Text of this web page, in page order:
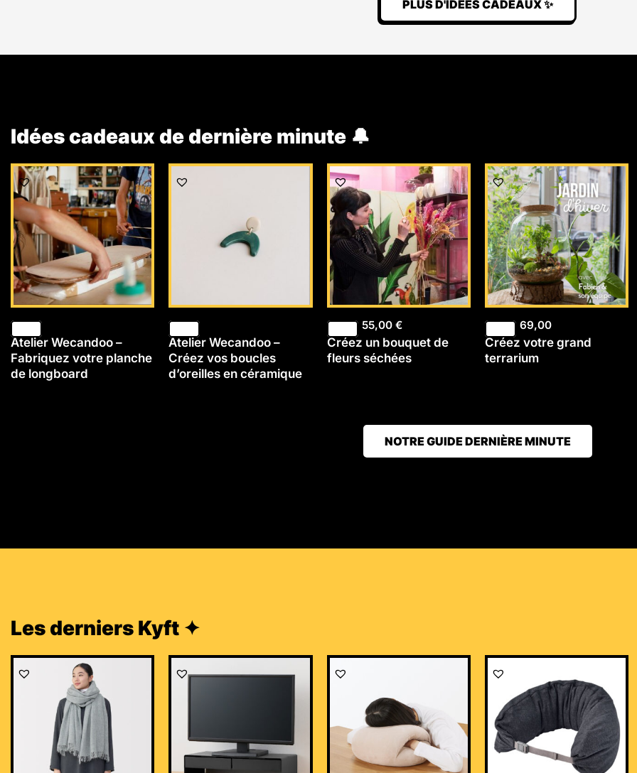
PLUS D'IDÉES CADEAUX ✨
Idées cadeaux de dernière minute 🔔
Atelier Wecandoo –
Fabriquez votre planche
de longboard
Atelier Wecandoo –
Créez vos boucles
d’oreilles en céramique
55,00 €
Créez un bouquet de
fleurs séchées
69,00
Créez votre grand
terrarium
NOTRE GUIDE DERNIÈRE MINUTE
Les derniers Kyft ✦